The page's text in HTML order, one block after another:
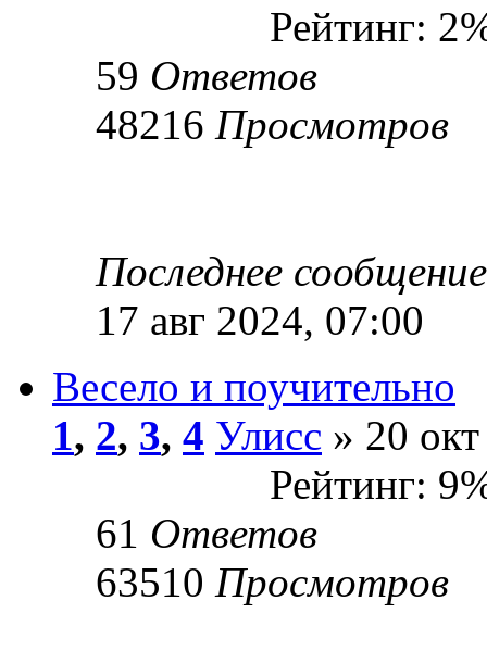
Рейтинг:
59 Ответов
48216 Просмотров
Последнее
17 авг 2024, 07:00
Весело и поучительно
1, 2, 3, 4 Улисс » 20
Рейтинг:
61 Ответов
63510 Просмотров